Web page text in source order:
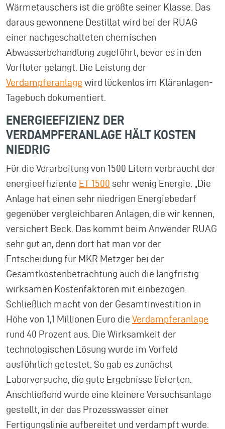
Wärmetauschers ist die größte seiner Klasse. Das
daraus gewonnene Destillat wird bei der RUAG
einer nachgeschalteten chemischen
Abwasserbehandlung zugeführt, bevor es in den
Vorfluter gelangt. Die Leistung der
Verdampferanlage wird lückenlos im Kläranlagen-
Tagebuch dokumentiert.
ENERGIEEFIZIENZ DER
VERDAMPFERANLAGE HÄLT KOSTEN
NIEDRIG
Für die Verarbeitung von 1500 Litern verbraucht der
energieeffiziente ET 1500 sehr wenig Energie. „Die
Anlage hat einen sehr niedrigen Energiebedarf
gegenüber vergleichbaren Anlagen, die wir kennen,
versichert Beck. Das kommt beim Anwender RUAG
sehr gut an, denn dort hat man vor der
Entscheidung für MKR Metzger bei der
Gesamtkostenbetrachtung auch die langfristig
wirksamen Kostenfaktoren mit einbezogen.
Schließlich macht von der Gesamtinvestition in
Höhe von 1,1 Millionen Euro die Verdampferanlage
rund 40 Prozent aus. Die Wirksamkeit der
technologischen Lösung wurde im Vorfeld
ausführlich getestet. So gab es zunächst
Laborversuche, die gute Ergebnisse lieferten.
Anschließend wurde eine kleinere Versuchsanlage
gestellt, in der das Prozesswasser einer
Fertigungslinie aufbereitet und verdampft wurde.